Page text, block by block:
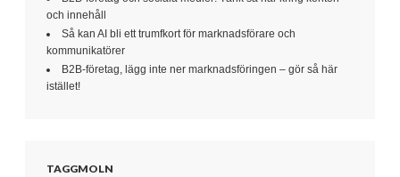
och innehåll
Så kan AI bli ett trumfkort för marknadsförare och
kommunikatörer
B2B-företag, lägg inte ner marknadsföringen – gör så här
istället!
TAGGMOLN